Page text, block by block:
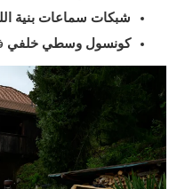
شبكات سماعات بنية
كونسول وسطي خلفي